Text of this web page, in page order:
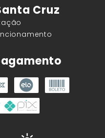
Cruz